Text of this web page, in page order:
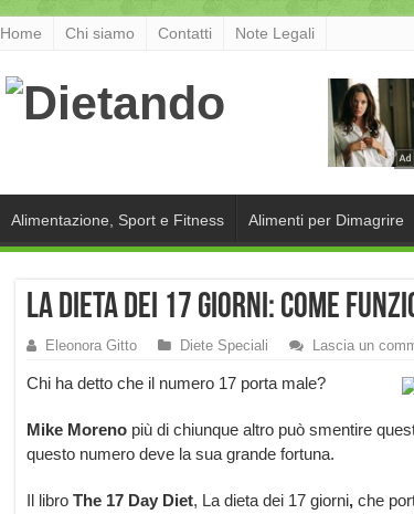
Home Chi siamo Contatti Note Legali
Alimentazione, Sport e Fitness Alimenti per Dimagrire
La dieta dei 17 giorni: come
Eleonora Gitto Diete Speciali Lascia un
Chi ha detto che il numero 17 porta male?
Mike Morenopiù di chiunque altro può smentire
questo numero deve la sua grande fortuna.
Il libro The 17 Day Diet, La dieta dei 17 giorni,che